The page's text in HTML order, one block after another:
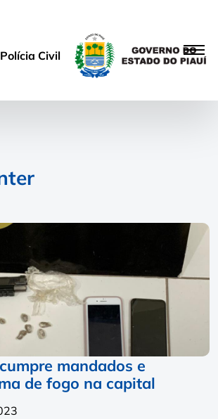
Polícia Civil
mandados e
de fogo na capital